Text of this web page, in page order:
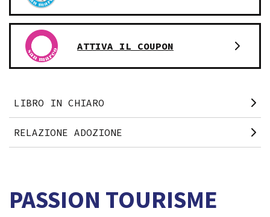
ATTIVA IL COUPON
LIBRO IN CHIARO
RELAZIONE ADOZIONE
PASSION TOURISME